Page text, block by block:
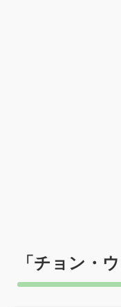
「チョン・